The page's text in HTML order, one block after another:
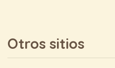
Otros sitios